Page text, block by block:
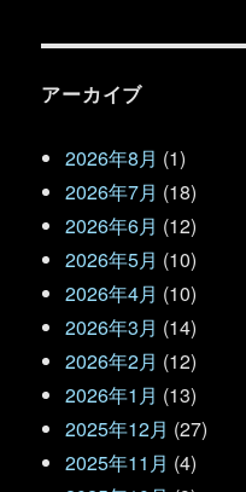
アーカイブ
2026年8月 (1)
2026年7月 (18)
2026年6月 (12)
2026年5月 (10)
2026年4月 (10)
2026年3月 (14)
2026年2月 (12)
2026年1月 (13)
2025年12月 (27)
2025年11月 (4)